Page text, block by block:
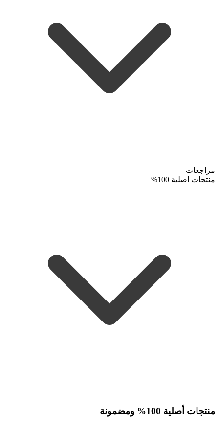
مراجعات
منتجات اصلية 100%
منتجات أصلية 100% ومضمونة